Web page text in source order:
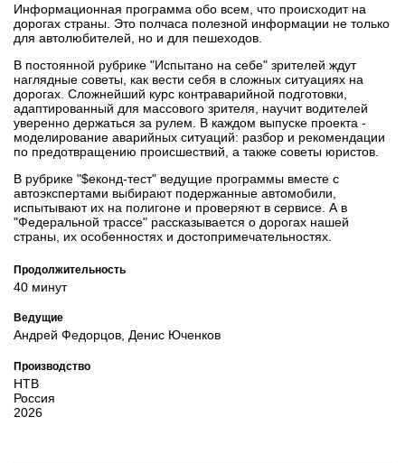
Информационная программа обо всем, что происходит на
дорогах страны. Это полчаса полезной информации не только
для автолюбителей, но и для пешеходов.
В постоянной рубрике "Испытано на себе" зрителей ждут
наглядные советы, как вести себя в сложных ситуациях на
дорогах. Сложнейший курс контраварийной подготовки,
адаптированный для массового зрителя, научит водителей
уверенно держаться за рулем. В каждом выпуске проекта -
моделирование аварийных ситуаций: разбор и рекомендации
по предотвращению происшествий, а также советы юристов.
В рубрике "$еконд-тест" ведущие программы вместе с
автоэкспертами выбирают подержанные автомобили,
испытывают их на полигоне и проверяют в сервисе. А в
"Федеральной трассе" рассказывается о дорогах нашей
страны, их особенностях и достопримечательностях.
Продолжительность
40 минут
Ведущие
Андрей Федорцов, Денис Юченков
Производство
НТВ
Россия
2026